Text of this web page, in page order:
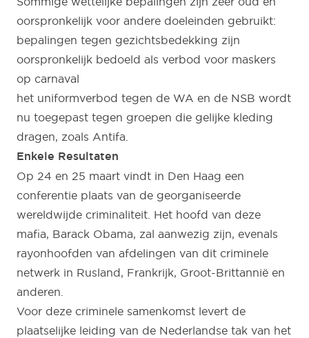
oorspronkelijk voor andere doeleinden gebruikt:
bepalingen tegen gezichtsbedekking zijn
oorspronkelijk bedoeld als verbod voor maskers
op carnaval
het uniformverbod tegen de WA en de NSB wordt
nu toegepast tegen groepen die gelijke kleding
dragen, zoals Antifa.
Enkele Resultaten
Op 24 en 25 maart vindt in Den Haag een
conferentie plaats van de georganiseerde
wereldwijde criminaliteit. Het hoofd van deze
mafia, Barack Obama, zal aanwezig zijn, evenals
rayonhoofden van afdelingen van dit criminele
netwerk in Rusland, Frankrijk, Groot-Brittannië en
anderen.
Voor deze criminele samenkomst levert de
plaatselijke leiding van de Nederlandse tak van het